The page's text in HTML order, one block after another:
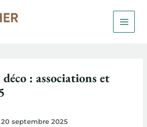
: associations et
20 septembre 2025